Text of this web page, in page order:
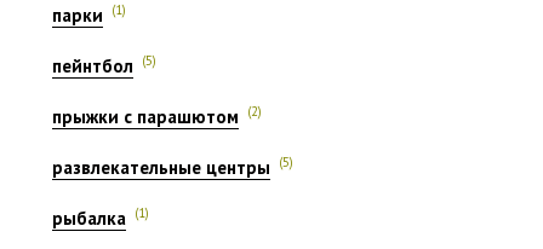
парки (1)
пейнтбол (5)
прыжки с парашютом (2)
развлекательные центры (5)
рыбалка (1)